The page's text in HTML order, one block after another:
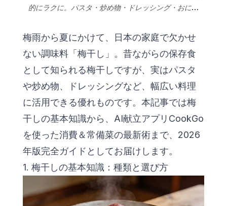
的にラクに。パスタ・炒め物・ドレッシング・おにぎ
梅雨から夏にかけて、日本の家庭で欠かせ
ない調味料「梅干し」。昔ながらの保存食
として知られる梅干しですが、実はパスタ
や炒め物、ドレッシングなど、幅広い料理
に活用できる優れものです。本記事では梅
干しの基本知識から、AI献立アプリ CookGo
を使った消費＆常備菜の最新術まで、2026
年版完全ガイドとしてお届けします。
1. 梅干しの基本知識：種類と選び方